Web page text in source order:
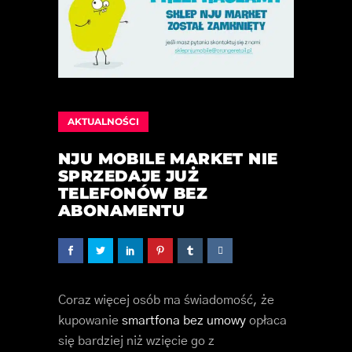
AKTUALNOŚCI
NJU MOBILE MARKET NIE
SPRZEDAJE JUŻ
TELEFONÓW BEZ
ABONAMENTU
Coraz więcej osób ma świadomość, że
kupowanie smartfona bez umowy opłaca
się bardziej niż wzięcie go z